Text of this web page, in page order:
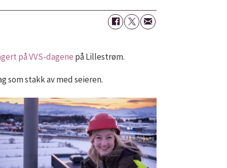
på VVS-dagene på Lillestrøm.
som stakk av med seieren.